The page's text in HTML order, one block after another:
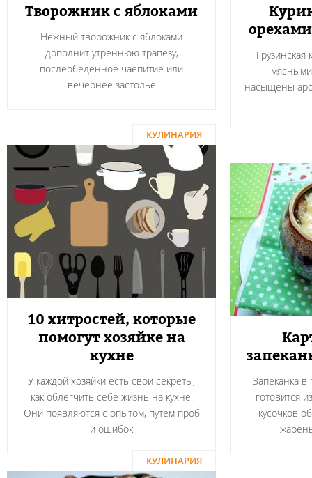
Творожник с яблоками
Нежный творожник с яблоками
дополнит утреннюю трапезу,
послеобеденное чаепитие или
вечернее застолье
Грузинская
насыщены
КУЛИНАРИЯ
10 хитростей, которые
помогут хозяйке на
кухне
У каждой хозяйки есть свои секреты,
как облегчить себе жизнь на кухне.
Они появляются с опытом, путем проб
и ошибок
Запеканка
готовится
кусочков
КУЛИНАРИЯ